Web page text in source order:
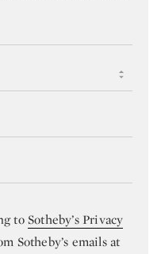
toSotheby’s Privacy
Sotheby’s emails at